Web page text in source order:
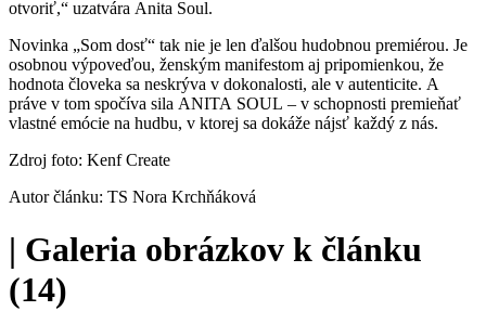
otvoriť,“ uzatvára Anita Soul.
Novinka „Som dosť“ tak nie je len ďalšou hudobnou premiérou. Je
osobnou výpoveďou, ženským manifestom aj pripomienkou, že
hodnota človeka sa neskrýva v dokonalosti, ale v autenticite. A
práve v tom spočíva sila ANITA SOUL – v schopnosti premieňať
vlastné emócie na hudbu, v ktorej sa dokáže nájsť každý z nás.
Zdroj foto: Kenf Create
Autor článku: TS Nora Krchňáková
| Galeria obrázkov k článku
(14)